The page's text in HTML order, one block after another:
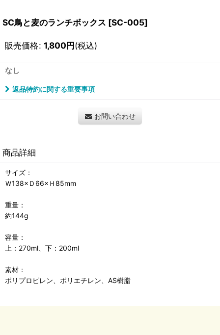
SC鳥と麦のランチボックス [SC-005]
販売価格: 1,800円(税込)
なし
返品特約に関する重要事項
お問い合わせ
商品詳細
サイズ：
Ｗ138×Ｄ66×Ｈ85mm
重量：
約144g
容量：
上：270ml、下：200ml
素材：
ポリプロピレン、ポリエチレン、AS樹脂